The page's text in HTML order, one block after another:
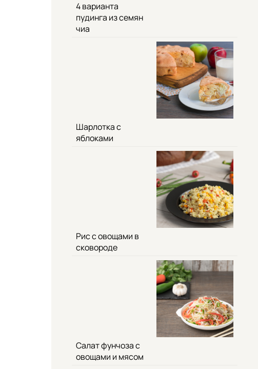
4 варианта
пудинга из семян
чиа
Шарлотка с
яблоками
Рис с овощами в
сковороде
Салат фунчоза с
овощами и мясом